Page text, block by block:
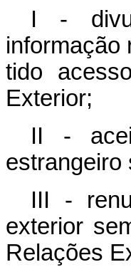
I -
informação
tido
Exterior;
II -
estrangeiro
III -
exterior
Relações